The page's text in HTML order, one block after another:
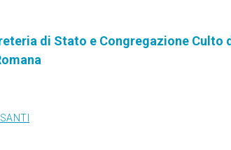
di Stato e Congregazione Culto